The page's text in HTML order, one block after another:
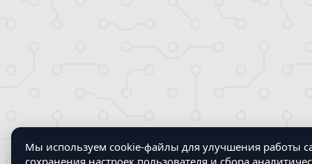
Мы используем cookie-файлы для улучшения работы
сохранения настроек пользователя и сбора